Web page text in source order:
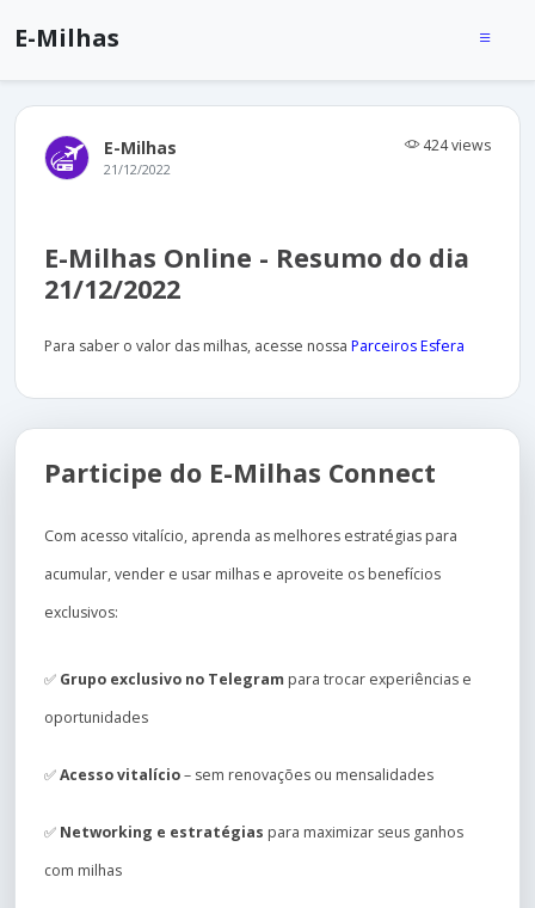
E-Milhas
E-Milhas 424 views
21/12/2022
E-Milhas Online - Resumo do dia
21/12/2022
Para saber o valor das milhas, acesse nossa Parceiros Esfera
Participe do E-Milhas Connect
Com acesso vitalício, aprenda as melhores estratégias para
acumular, vender e usar milhas e aproveite os benefícios
exclusivos:
✅ Grupo exclusivo no Telegram para trocar experiências e
oportunidades
✅Acesso vitalício– sem renovações ou mensalidades
✅ Networking e estratégias para maximizar seus ganhos
com milhas